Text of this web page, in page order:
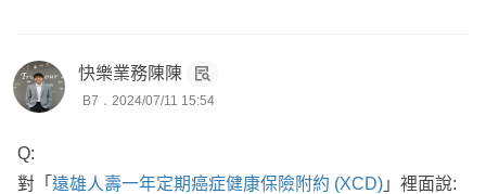
快樂業務陳陳
B7．2024/07/11 15:54
Q:
對「 遠雄人壽一年定期癌症健康保險附約 (XCD) 」裡面說: